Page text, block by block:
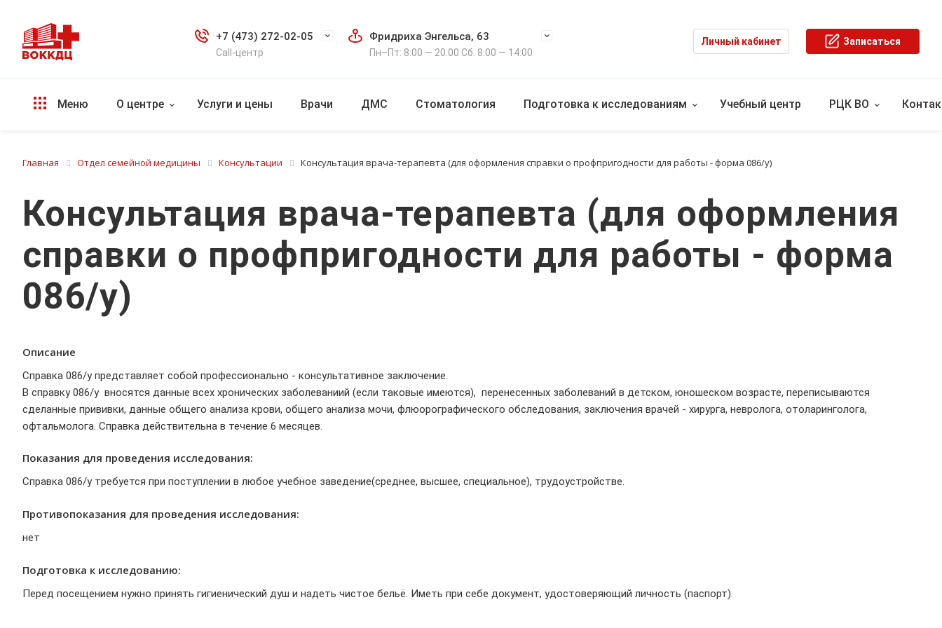
+7 (473) 272-02-05
Call-центр
Фридриха Энгельса, 63
Пн–Пт: 8:00 — 20:00 Сб: 8:00 — 14:00
Личный кабинет Записаться
Меню О центре Услуги и цены Врачи ДМС Стоматология Подготовка к исследованиям Учебный центр РЦК ВО
Главная Отдел семейной медицины Консультации Консультация врача-терапевта (для оформления справки о профпригодности для работы - форма 086/у)
Консультация врача-терапевта (для оформления
справки о профпригодности для работы - форма
086/у)
Описание
Справка 086/у представляет собой профессионально - консультативное заключение.
В справку 086/у вносятся данные всех хронических заболеваниий (если таковые имеются), перенесенных заболеваний в детском, юношеском возрасте, переписываются
сделанные прививки, данные общего анализа крови, общего анализа мочи, флюорографического обследования, заключения врачей - хирурга, невролога, отоларинголога,
офтальмолога. Справка действительна в течение 6 месяцев.
Показания для проведения исследования:
Справка 086/у требуется при поступлении в любое учебное заведение(среднее, высшее, специальное), трудоустройстве.
Противопоказания для проведения исследования:
нет
Подготовка к исследованию:
Перед посещением нужно принять гигиенический душ и надеть чистое бельё. Иметь при себе документ, удостоверяющий личность (паспорт).